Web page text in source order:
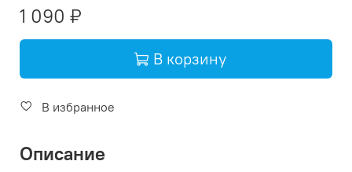
1 090 ₽
Добавить в корзину:
В корзину
В избранное
Описание